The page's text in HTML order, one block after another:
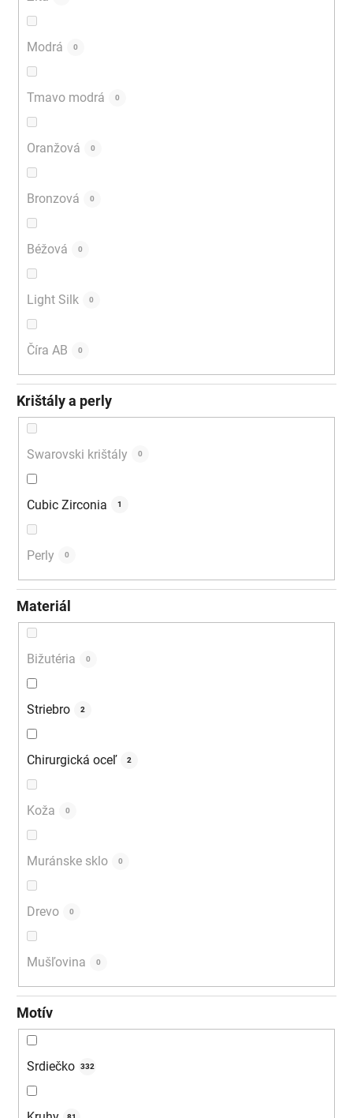
Modrá 0
Tmavo modrá 0
Oranžová 0
Bronzová 0
Béžová 0
Light Silk 0
Číra AB 0
Krištály a perly
Swarovski krištály 0
Cubic Zirconia 1
Perly 0
Materiál
Bižutéria 0
Striebro 2
Chirurgická oceľ 2
Koža 0
Muránske sklo 0
Drevo 0
Mušľovina 0
Motív
Srdiečko 332